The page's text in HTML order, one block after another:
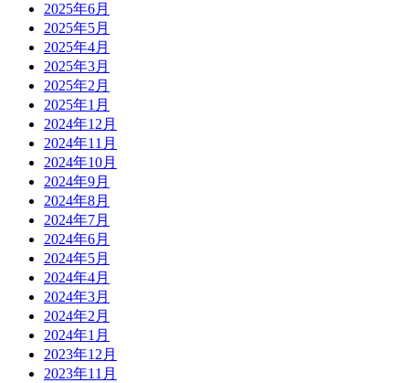
2025年6月
2025年5月
2025年4月
2025年3月
2025年2月
2025年1月
2024年12月
2024年11月
2024年10月
2024年9月
2024年8月
2024年7月
2024年6月
2024年5月
2024年4月
2024年3月
2024年2月
2024年1月
2023年12月
2023年11月